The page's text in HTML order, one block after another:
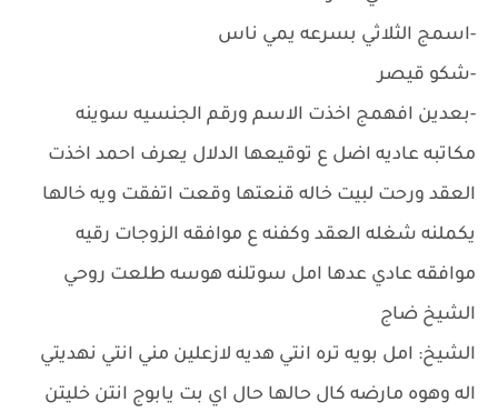
-اسمج الثلاثي بسرعه يمي ناس
-شكو قيصر
-بعدين افهمج اخذت الاسم ورقم الجنسيه سوينه
مكاتبه عاديه اضل ع توقيعها الدلال يعرف احمد اخذت
العقد ورحت لبيت خاله قنعتها وقعت اتفقت ويه خالها
يكملنه شغله العقد وكفنه ع موافقه الزوجات رقيه
موافقه عادي عدها امل سوتلنه هوسه طلعت روحي
الشيخ ضاج
الشيخ: امل بويه تره انتي هديه لازعلين مني انتي نهديتي
اله وهوه مارضه كال حالها حال اي بت يابوج انتن خليتن